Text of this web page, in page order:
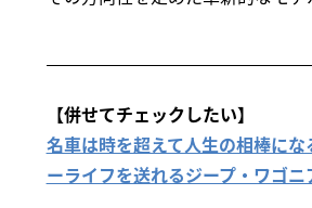
【併せてチェックしたい】
名車は時を超えて人生の相棒にな
ーライフを送れるジープ・ワゴニ